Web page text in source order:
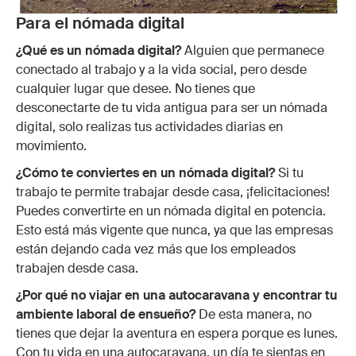
Para el nómada digital
¿Qué es un nómada digital?Alguien que permanece
conectado al trabajo y a la vida social, pero desde
cualquier lugar que desee. No tienes que
desconectarte de tu vida antigua para ser un nómada
digital, solo realizas tus actividades diarias en
movimiento.
¿Cómo te conviertes en un nómada digital?Si tu
trabajo te permite trabajar desde casa, ¡felicitaciones!
Puedes convertirte en un nómada digital en potencia.
Esto está más vigente que nunca, ya que las empresas
están dejando cada vez más que los empleados
trabajen desde casa.
¿Por qué no viajar en una autocaravana y encontrar tu
ambiente laboral de ensueño?De esta manera, no
tienes que dejar la aventura en espera porque es lunes.
Con tu vida en una autocaravana, un día te sientas en